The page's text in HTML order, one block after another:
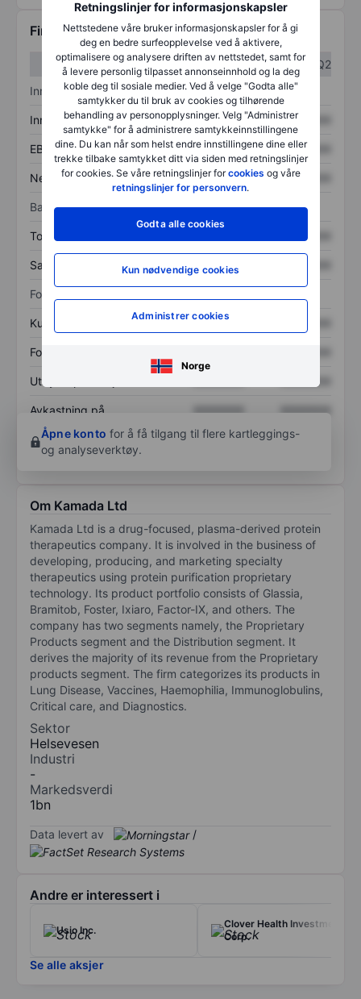
Retningslinjer for informasjonskapsler
Nettstedene våre bruker informasjonskapsler for å gi
deg en bedre surfeopplevelse ved å aktivere,
optimalisere og analysere driften av nettstedet, samt for
å levere personlig tilpasset annonseinnhold og la deg
koble deg til sosiale medier. Ved å velge "Godta alle"
samtykker du til bruk av cookies og tilhørende
behandling av personopplysninger. Velg "Administrer
samtykke" for å administrere samtykkeinnstillingene
dine. Du kan når som helst endre innstillingene dine eller
trekke tilbake samtykket ditt via siden med retningslinjer
for cookies. Se våre retningslinjer forcookies og våre
retningslinjer for personvern.
Godta alle cookies
Kun nødvendige cookies
Administrer cookies
Norge
Finansiell informasjon
Q1
Q2
Inntektsoversikt
Inntekter XXXXXXX XXXXXXX
EBITDA XXXXXXX XXXXXXX
Nettoinntekt XXXXXXX XXXXXXX
Balanse
Totale eiendeler XXXXXXX
Samlet gjeld XXXXXXX
Forholdstall
Kurs/salg XXXXXXX
Fortjeneste per aksje
Utbytte per aksje XXXXXXX
Avkastning på
egenkapital
XXXXXXX
XXXXXXX
Åpne konto for å få tilgang til flere kartleggings-
og analyseverktøy.
Om Kamada Ltd
Kamada Ltd is a drug-focused, plasma-derived protein
therapeutics company. It is involved in the business of
developing, producing, and marketing specialty
therapeutics using protein purification proprietary
technology. Its product portfolio consists of Glassia,
Bramitob, Foster, Ixiaro, Factor-IX, and others. The
company has two segments namely, the Proprietary
Products segment and the Distribution segment. It
derives the majority of its revenue from the Proprietary
products segment. The firm categorizes its products in
Lung Disease, Vaccines, Haemophilia, Immunoglobulins,
Critical care, and Diagnostics.
Sektor
Helsevesen
Industri
-
Markedsverdi
1bn
Data levert av /
Andre er interessert i
Usio Inc.
Clover Health Investments
Corp.
Se alle aksjer